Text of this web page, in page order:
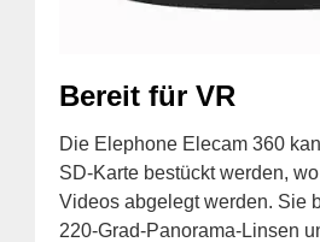
Bereit für VR
Die Elephone Elecam 360
SD-Karte bestückt werden,
Videos abgelegt werden. Sie
220-Grad-Panorama-Linsen